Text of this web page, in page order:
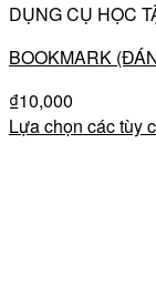
DỤNG CỤ HỌC
BOOKMARK
₫10,000
Lựa chọn các tùy